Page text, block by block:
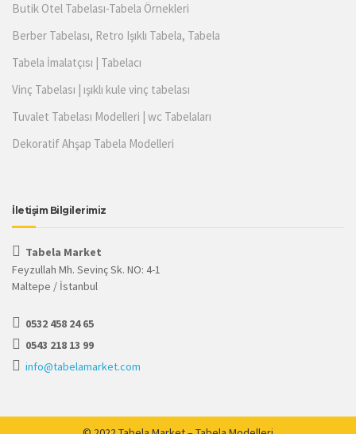
Butik Otel Tabelası-Tabela Örnekleri
Berber Tabelası, Retro Işıklı Tabela, Tabela
Tabela İmalatçısı | Tabelacı
Vinç Tabelası | ışıklı kule vinç tabelası
Tuvalet Tabelası Modelleri | wc Tabelaları
Dekoratif Ahşap Tabela Modelleri
İletişim Bilgilerimiz
Tabela Market
Feyzullah Mh. Sevinç Sk. NO: 4-1
Maltepe / İstanbul
0532 458 24 65
0543 218 13 99
info@tabelamarket.com